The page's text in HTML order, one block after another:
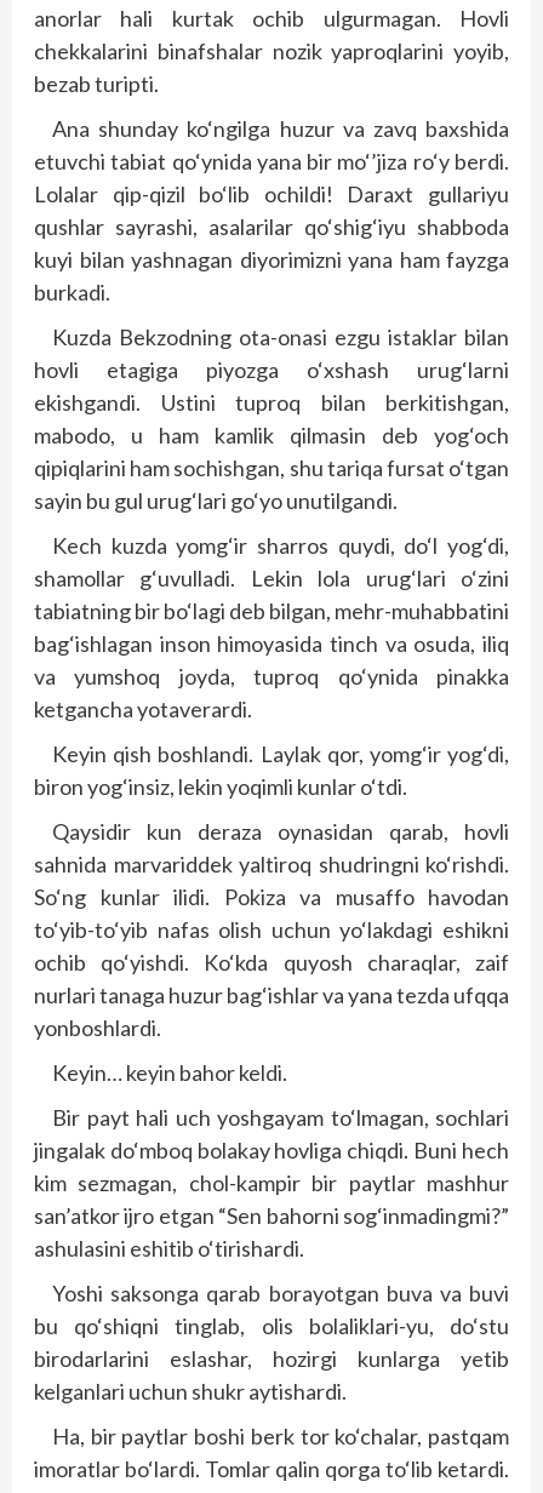
anorlar hali kurtak ochib ulgurmagan. Hovli
chekkalarini binafshalar nozik yaproqlarini yoyib,
bezab turipti.
Ana shunday ko‘ngilga huzur va zavq baxshida
etuvchi tabiat qo‘ynida yana bir mo‘’jiza ro‘y berdi.
Lolalar qip-qizil bo‘lib ochildi! Daraxt gullariyu
qushlar sayrashi, asalarilar qo‘shig‘iyu shabboda
kuyi bilan yashnagan diyorimizni yana ham fayzga
burkadi.
Kuzda Bekzodning ota-onasi ezgu istaklar bilan
hovli etagiga piyozga o‘xshash urug‘larni
ekishgandi. Ustini tuproq bilan berkitishgan,
mabodo, u ham kamlik qilmasin deb yog‘och
qipiqlarini ham sochishgan, shu tariqa fursat o‘tgan
sayin bu gul urug‘lari go‘yo unutilgandi.
Kech kuzda yomg‘ir sharros quydi, do‘l yog‘di,
shamollar g‘uvulladi. Lekin lola urug‘lari o‘zini
tabiatning bir bo‘lagi deb bilgan, mehr-muhabbatini
bag‘ishlagan inson himoyasida tinch va osuda, iliq
va yumshoq joyda, tuproq qo‘ynida pinakka
ketgancha yotaverardi.
Keyin qish boshlandi. Laylak qor, yomg‘ir yog‘di,
biron yog‘insiz, lekin yoqimli kunlar o‘tdi.
Qaysidir kun deraza oynasidan qarab, hovli
sahnida marvariddek yaltiroq shudringni ko‘rishdi.
So‘ng kunlar ilidi. Pokiza va musaffo havodan
to‘yib-to‘yib nafas olish uchun yo‘lakdagi eshikni
ochib qo‘yishdi. Ko‘kda quyosh charaqlar, zaif
nurlari tanaga huzur bag‘ishlar va yana tezda ufqqa
yonboshlardi.
Keyin… keyin bahor keldi.
Bir payt hali uch yoshgayam to‘lmagan, sochlari
jingalak do‘mboq bolakay hovliga chiqdi. Buni hech
kim sezmagan, chol-kampir bir paytlar mashhur
san’atkor ijro etgan “Sen bahorni sog‘inmadingmi?”
ashulasini eshitib o‘tirishardi.
Yoshi saksonga qarab borayotgan buva va buvi
bu qo‘shiqni tinglab, olis bolaliklari-yu, do‘stu
birodarlarini eslashar, hozirgi kunlarga yetib
kelganlari uchun shukr aytishardi.
Ha, bir paytlar boshi berk tor ko‘chalar, pastqam
imoratlar bo‘lardi. Tomlar qalin qorga to‘lib ketardi.